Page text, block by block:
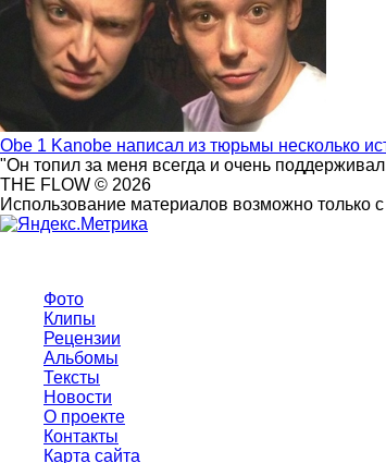
Obe 1 Kanobe написал из тюрьмы несколько
"Он топил за меня всегда и очень
THE FLOW © 2026
Использование материалов возможно только
Фото
Клипы
Рецензии
Альбомы
Тексты
Новости
О проекте
Контакты
Карта сайта